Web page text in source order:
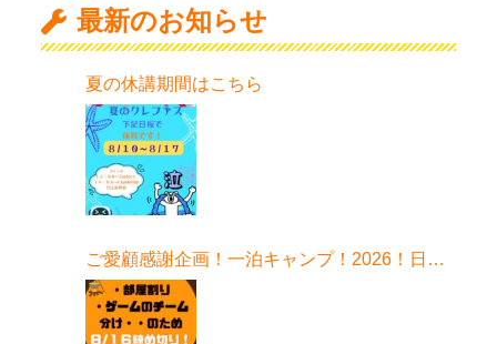
最新のお知らせ
夏の休講期間はこちら
ご愛顧感謝企画！一泊キャンプ！2026！日程
はこちら！